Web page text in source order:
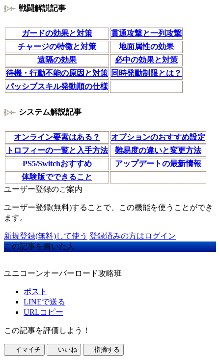
戦闘解説記事
ガードの効果と対策
貫通攻撃と一列攻撃
チャージの特徴と対策
地面属性の効果
遠隔の効果
必中の効果と対策
待機・行動不能の原因と対策 同時発動制限とは？
パッシブスキル発動順の仕様
システム解説記事
オンライン要素はある？
オプションのおすすめ設定
トロフィーの一覧と入手方法
難易度の違いと変更方法
PS5/Switchおすすめ
アップデートの最新情報
体験版でできること
ユーザー登録のご案内
ユーザー登録(無料)することで、この機能を使うことができ
ます。
新規登録(無料)して使う 登録済みの方はログイン
この記事を書いた人
ユニコーンオーバーロード攻略班
ポスト
LINEで送る
URLコピー
この記事を評価しよう！
イマイチ いいね 指摘する